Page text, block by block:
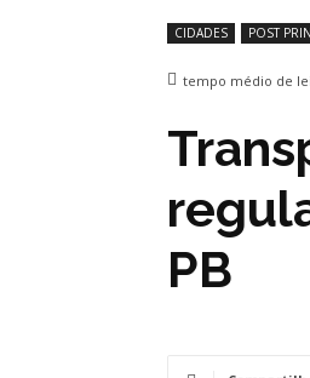
CIDADES POST
tempo médio de
PB